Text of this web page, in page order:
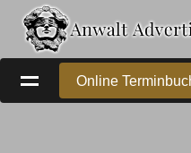
Online